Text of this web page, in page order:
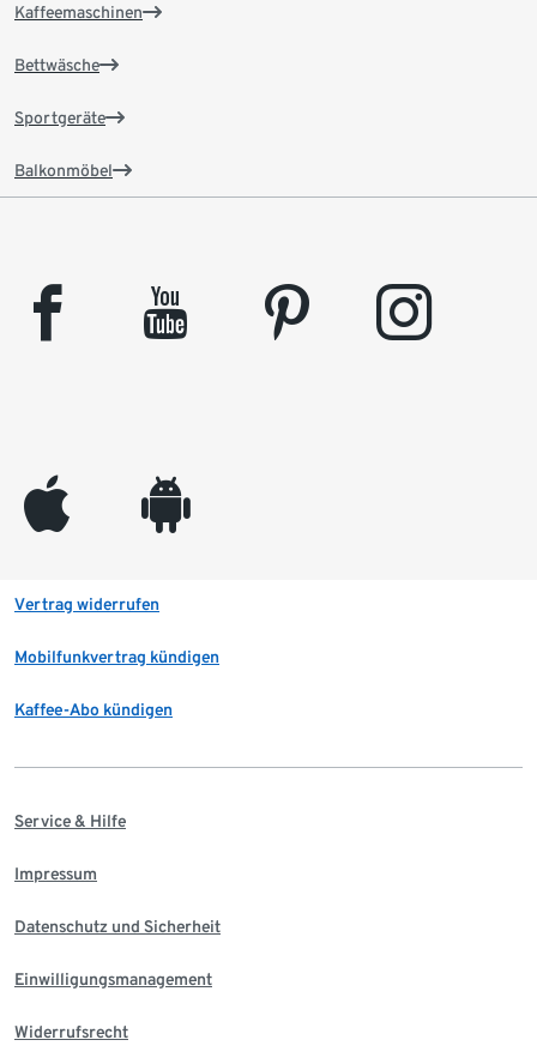
Kaffeemaschinen
Bettwäsche
Sportgeräte
Balkonmöbel
facebook youtube pinterest instagram
appleinc android
Vertrag widerrufen
Mobilfunkvertrag kündigen
Kaffee-Abo kündigen
Service & Hilfe
Impressum
Datenschutz und Sicherheit
Einwilligungsmanagement
Widerrufsrecht